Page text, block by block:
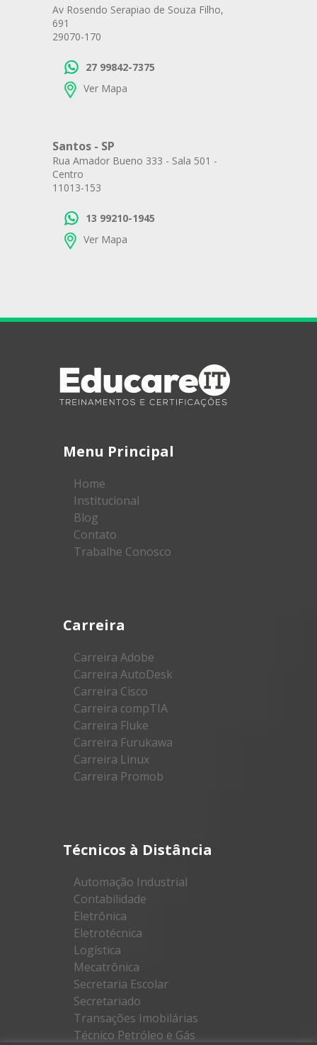
Av Rosendo Serapiao de Souza Filho,
691
29070-170
27 99842-7375
Ver Mapa
Santos - SP
Rua Amador Bueno 333 - Sala 501 -
Centro
11013-153
13 99210-1945
Ver Mapa
Menu Principal
Home
Institucional
Blog
Contato
Trabalhe Conosco
Carreira
Carreira Adobe
Carreira AutoDesk
Carreira Cisco
Carreira compTIA
Carreira Fluke
Carreira Furukawa
Carreira Linux
Carreira Promob
Técnicos à Distância
Automação Industrial
Contabilidade
Eletrônica
Eletrotécnica
Logística
Mecatrônica
Secretaria Escolar
Secretariado
Transações Imobilárias
Técnico Petróleo e Gás